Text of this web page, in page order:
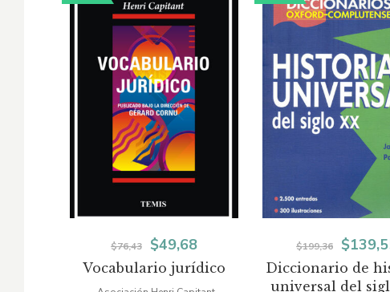
Vocabulario jurídico
$76,43
El
precio
$49,68El
precio
Diccionario de
universal del
$199,36
El
precio
$